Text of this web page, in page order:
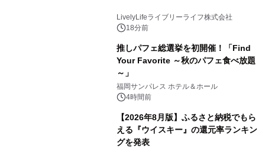
LivelyLifeライブリーライフ株式会社
18分前
推しパフェ総選挙を初開催！「Find
Your Favorite ～秋のパフェ食べ放題
～」
福岡サンパレス ホテル＆ホール
4時間前
【2026年8月版】ふるさと納税でもら
える『ウイスキー』の還元率ランキン
グを発表